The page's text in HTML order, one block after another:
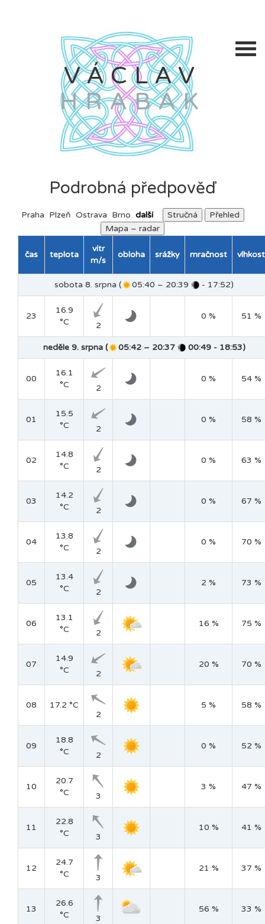
VÁCLAV
HRABÁK
Podrobná předpověď
Praha Plzeň Ostrava Brno další Stručná
Přehled
Mapa – radar
čas teplota
vítr
m/s
obloha srážky mračnost vlhkost
sobota 8. srpna ( 05:40 – 20:39 - 17:52)
23
16.9
°C
2
0 % 51 %
neděle 9. srpna ( 05:42 – 20:37 00:49 - 18:53)
00
16.1
°C
2
0 % 54 %
01
15.5
°C
2
0 % 58 %
02
14.8
°C
2
0 % 63 %
03
14.2
°C
2
0 % 67 %
04
13.8
°C
2
0 % 70 %
05
13.4
°C
2
2 % 73 %
06
13.1
°C
2
16 % 75 %
07
14.9
°C
2
20 % 70 %
08
17.2 °C
2
5 % 58 %
09
18.8
°C
2
0 % 52 %
10
20.7
°C
3
3 % 47 %
11
22.8
°C
3
10 % 41 %
12
24.7
°C
3
21 % 37 %
13
26.6
°C
3
56 % 33 %